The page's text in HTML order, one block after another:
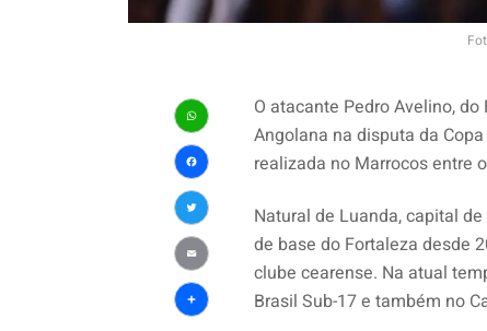
WhatsApp
Facebook
Twitter
Email
O atacante Pedro Avelino,
Angolana na disputa da
realizada no Marrocos entre
Natural de Luanda, capital
de base do Fortaleza desde
clube cearense. Na atual
Brasil Sub-17 e também no